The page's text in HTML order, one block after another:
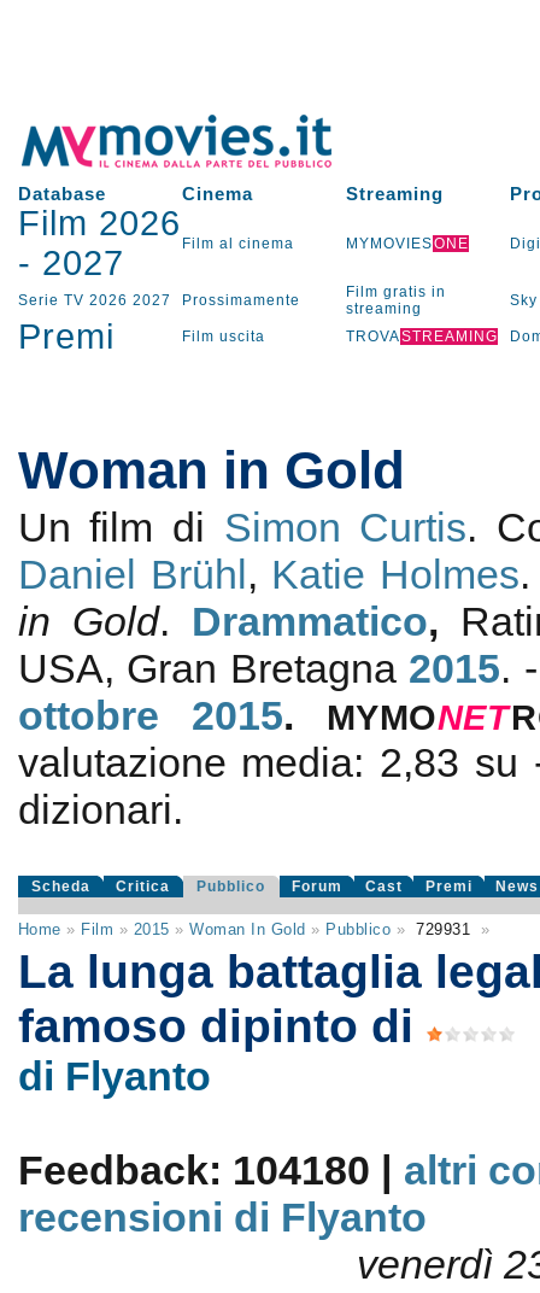
Database Cinema Streaming
Film 2026
- 2027 Film al cinema MYMOVIESONE
Serie TV 2026 2027 Prossimamente
Film gratis in
streaming
Sky
Premi Film uscita TROVASTREAMING
Woman in Gold
Un film di Simon Curtis.
Daniel Brühl, Katie Holmes
in Gold. Drammatico,
USA, Gran Bretagna 2015.
ottobre 2015. MYMONET
valutazione media: 2,83 su
dizionari.
Scheda Critica Pubblico Forum Cast Premi News
Home » Film » 2015 »Woman In Gold » Pubblico » 729931 »
La lunga battaglia
famoso dipinto di
di Flyanto
Feedback: 104180 | altri
recensioni di Flyanto
venerdì